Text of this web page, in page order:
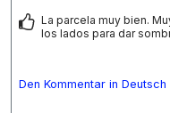
La parcela muy bien.
los lados para dar
Den Kommentar in